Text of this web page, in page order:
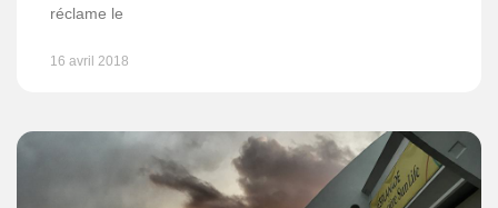
réclame le
16 avril 2018